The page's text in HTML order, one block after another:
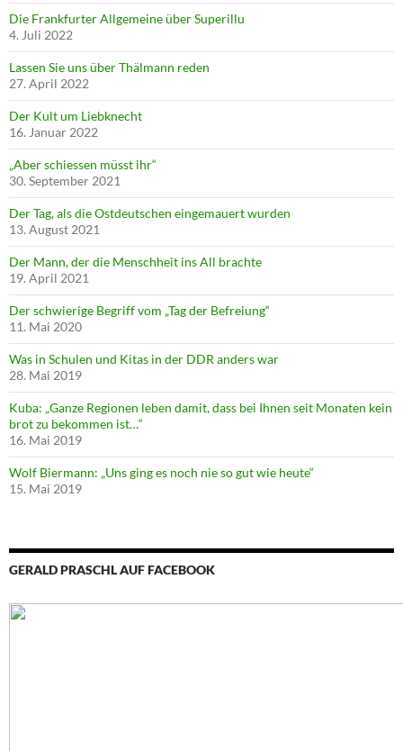
Die Frankfurter Allgemeine über Superillu
4. Juli 2022
Lassen Sie uns über Thälmann reden
27. April 2022
Der Kult um Liebknecht
16. Januar 2022
„Aber schiessen müsst ihr“
30. September 2021
Der Tag, als die Ostdeutschen eingemauert wurden
13. August 2021
Der Mann, der die Menschheit ins All brachte
19. April 2021
Der schwierige Begriff vom „Tag der Befreiung“
11. Mai 2020
Was in Schulen und Kitas in der DDR anders war
28. Mai 2019
Kuba: „Ganze Regionen leben damit, dass bei Ihnen seit Monaten kein
brot zu bekommen ist…“
16. Mai 2019
Wolf Biermann: „Uns ging es noch nie so gut wie heute“
15. Mai 2019
GERALD PRASCHL AUF FACEBOOK